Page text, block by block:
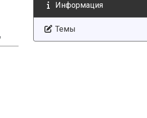
Информация
Темы